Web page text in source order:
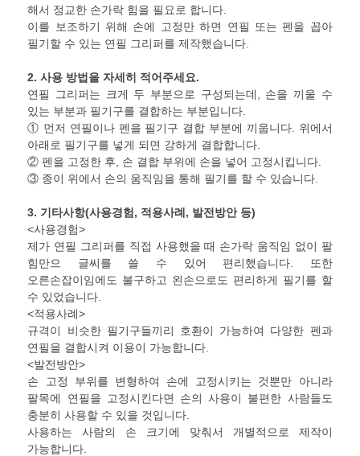
해서 정교한 손가락 힘을 필요로 합니다.
이를 보조하기 위해 손에 고정만 하면 연필 또는 펜을 꼽아
필기할 수 있는 연필 그리퍼를 제작했습니다.
2.사용 방법을 자세히 적어주세요.
연필 그리퍼는 크게 두 부분으로 구성되는데, 손을 끼울 수
있는 부분과 필기구를 결합하는 부분입니다.
① 먼저 연필이나 펜을 필기구 결합 부분에 끼웁니다. 위에서
아래로 필기구를 넣게 되면 강하게 결합합니다.
② 펜을 고정한 후, 손 결합 부위에 손을 넣어 고정시킵니다.
③ 종이 위에서 손의 움직임을 통해 필기를 할 수 있습니다.
3. 기타사항(사용경험, 적용사례 , 발전방안 등)
<사용경험>
제가 연필 그리퍼를 직접 사용했을 때 손가락 움직임 없이 팔
힘만으 글씨를 쓸 수 있어 편리했습니다. 또한
오른손잡이임에도 불구하고 왼손으로도 편리하게 필기를 할
수 있었습니다.
<적용사례>
규격이 비슷한 필기구들끼리 호환이 가능하여 다양한 펜과
연필을 결합시켜 이용이 가능합니다.
<발전방안>
손 고정 부위를 변형하여 손에 고정시키는 것뿐만 아니라
팔목에 연필을 고정시킨다면 손의 사용이 불편한 사람들도
충분히 사용할 수 있을 것입니다.
사용하는 사람의 손 크기에 맞춰서 개별적으로 제작이
가능합니다.